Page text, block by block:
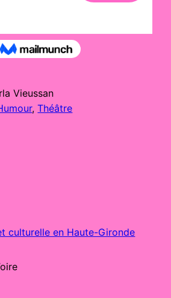
Vieussan
, Théâtre
culturelle en Haute-Gironde